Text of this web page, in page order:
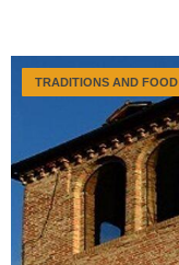
TRADITIONS AND FOOD